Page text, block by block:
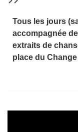
Tous les jours
accompagnée
extraits de
place du